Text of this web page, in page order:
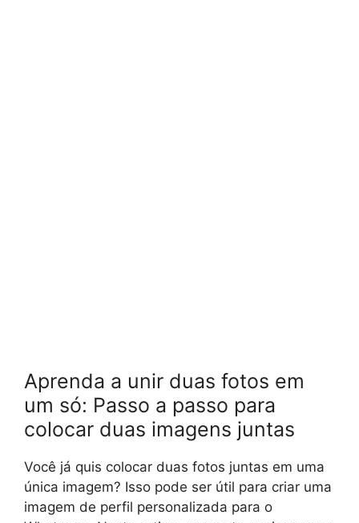
Aprenda a unir duas fotos em
um só: Passo a passo para
colocar duas imagens juntas
Você já quis colocar duas fotos juntas em uma
única imagem? Isso pode ser útil para criar uma
imagem de perfil personalizada para o